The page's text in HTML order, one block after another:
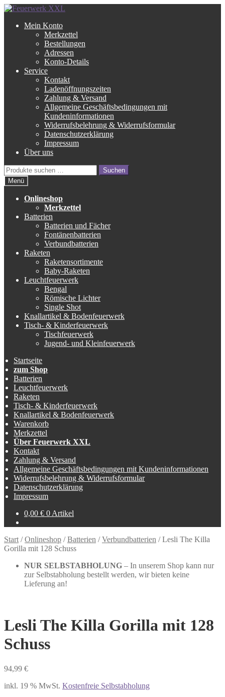
Zur
springen
Zum
springenMein Konto
Merkzettel
Bestellungen
Adressen
Konto-Details
Service
Kontakt
Ladenöffnungszeiten
Zahlung & Versand
Allgemeine Geschäftsbedingungen mit
Kundeninformationen
Widerrufsbelehrung & Widerrufsformular
Datenschutzerklärung
Impressum
Über uns
Suche
nach:
Suchen
Menü
Onlineshop
Merkzettel
Batterien
Batterien und Fächer
Fontänenbatterien
Verbundbatterien
Raketen
Raketensortimente
Baby-Raketen
Leuchtfeuerwerk
Bengal
Römische Lichter
Single Shot
Knallartikel & Bodenfeuerwerk
Tisch- & Kinderfeuerwerk
Tischfeuerwerk
Jugend- und Kleinfeuerwerk
Startseite
zum Shop
Batterien
Leuchtfeuerwerk
Raketen
Tisch- & Kinderfeuerwerk
Knallartikel & Bodenfeuerwerk
Warenkorb
Merkzettel
Über Feuerwerk XXL
Kontakt
Zahlung & Versand
Allgemeine Geschäftsbedingungen mit Kundeninformationen
Widerrufsbelehrung & Widerrufsformular
Datenschutzerklärung
Impressum
0,00 € 0 Artikel
Start /Onlineshop /Batterien /Verbundbatterien /Lesli The Killa
Gorilla mit 128 Schuss
NUR SELBSTABHOLUNG – In unserem Shop kann nur
zur Selbstabholung bestellt werden, wir bieten keine
Lieferung an!
Lesli The Killa Gorilla mit 128
Schuss
94,99 €
inkl. 19 % MwSt. Kostenfreie Selbstabholung